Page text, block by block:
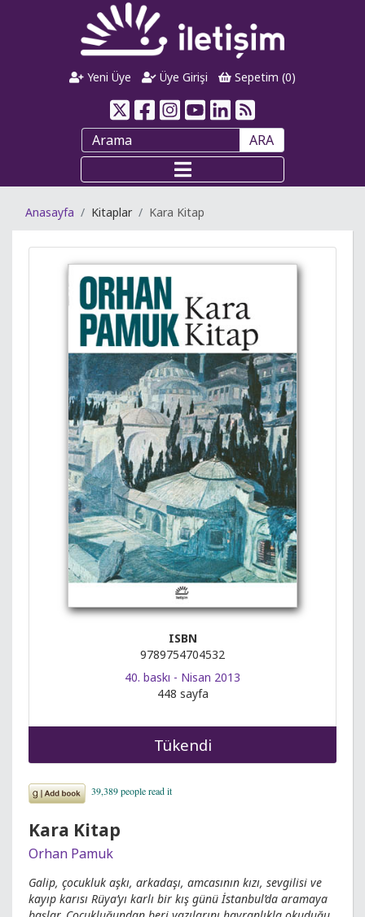
Yeni Üye Üye Girişi Sepetim (0)
ARA
Anasayfa Kitaplar Kara Kitap
ISBN
9789754704532
40. baskı - Nisan 2013
448 sayfa
Tükendi
Kara Kitap
Orhan Pamuk
Galip, çocukluk aşkı, arkadaşı, amcasının kızı, sevgilisi ve
kayıp karısı Rüya’yı karlı bir kış günü İstanbul’da aramaya